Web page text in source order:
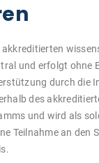
akkreditierten
und erfolgt ohne
durch die
des
und wird als
Teilnahme an den